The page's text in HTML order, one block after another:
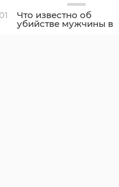
Что известно об
убийстве мужчины в
Никольском